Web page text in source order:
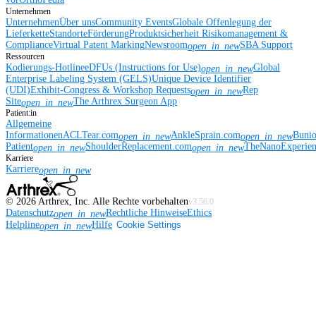
Unternehmen
UnternehmenÜber unsCommunity EventsGlobale Offenlegung der
LieferketteStandorteFörderungProduktsicherheit Risikomanagement &
ComplianceVirtual Patent MarkingNewsroomopen_in_newSBA Support
Ressourcen
Kodierungs-HotlineeDFUs (Instructions for Use)open_in_newGlobal
Enterprise Labeling System (GELS)Unique Device Identifier
(UDI)Exhibit-Congress & Workshop Requestsopen_in_newRep
Siteopen_in_newThe Arthrex Surgeon App
Patient:in
Allgemeine
InformationenACLTear.comopen_in_newAnkleSprain.comopen_in_new
Patientopen_in_newShoulderReplacement.comopen_in_new
Karriere
Karriereopen_in_new
© 2026 Arthrex, Inc. Alle Rechte vorbehaltenv3.56.0
Datenschutzopen_in_newRechtliche HinweiseEthics
Helplineopen_in_newHilfe Cookie Settings